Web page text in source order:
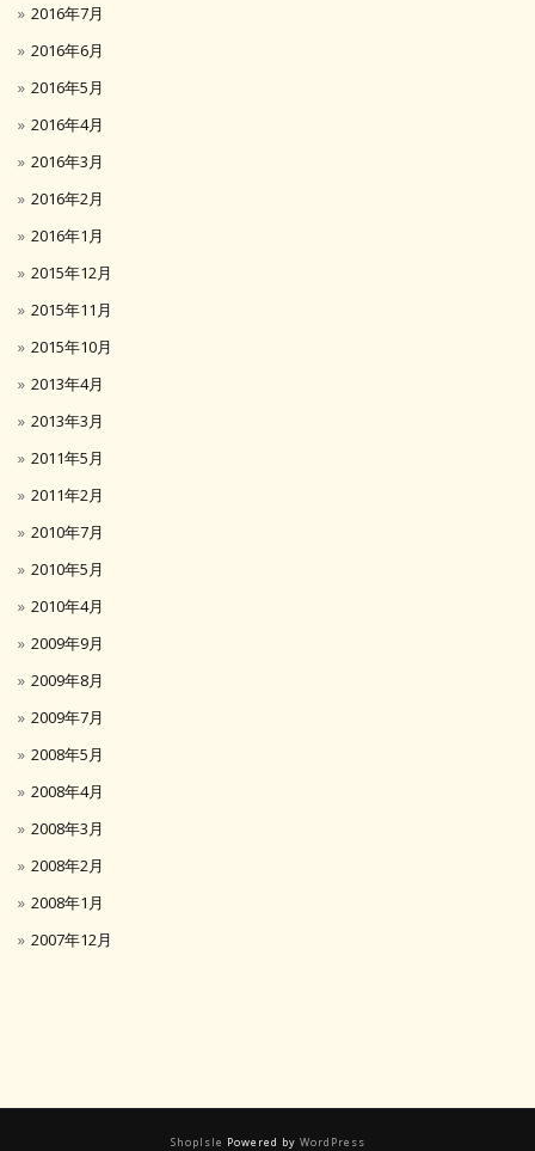
2016年7月
2016年6月
2016年5月
2016年4月
2016年3月
2016年2月
2016年1月
2015年12月
2015年11月
2015年10月
2013年4月
2013年3月
2011年5月
2011年2月
2010年7月
2010年5月
2010年4月
2009年9月
2009年8月
2009年7月
2008年5月
2008年4月
2008年3月
2008年2月
2008年1月
2007年12月
ShopIsle Powered by WordPress